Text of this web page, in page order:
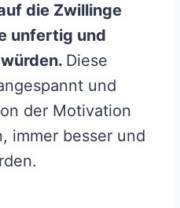
die Zwillinge
unfertig und
Diese
und
der Motivation
immer besser und